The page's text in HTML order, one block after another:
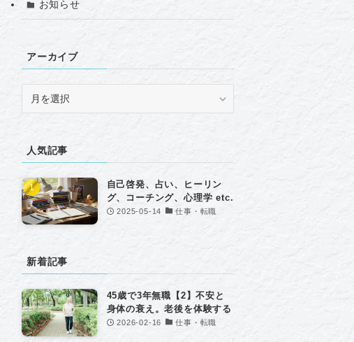
お知らせ
アーカイブ
ブ人気記事
自己啓発、占い、ヒーリン
グ、コーチング、心理学 etc.
2025-05-14 仕事・転職
新着記事
45歳で3年無職【2】不安と
身体の衰え。老後を体験する
2026-02-16 仕事・転職